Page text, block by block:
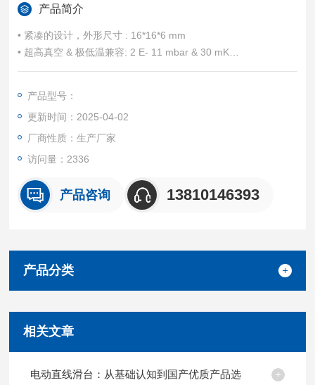
产品简介
• 紧凑的设计，外形尺⼨ : 16*16*6 mm
• 超⾼真空 & 极低温兼容: 2 E- 11 mbar & 30 mK
• ⽆磁材料 纯Ti & BeCu组成，兼容 18 Tesla磁场
• ⾏程@300 K: 30 um
• 空间扫描达到 0.5 nm 分辨率
产品型号：
更新时间：2025-04-02
厂商性质：生产厂家
访问量：2336
产品咨询 13810146393
产品分类
相关文章
电动直线滑台：从基础认知到国产优质产品选